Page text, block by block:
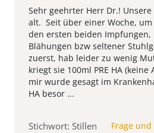
Sehr geehrter Herr Dr.!
alt. Seit über einer Woche,
den ersten beiden Impfungen,
Blähungen bzw seltener
zuerst, hab leider zu wenig
kriegt sie 100ml PRE HA
mir wurde gesagt im
HA besor ...
Stichwort: Stillen Frage